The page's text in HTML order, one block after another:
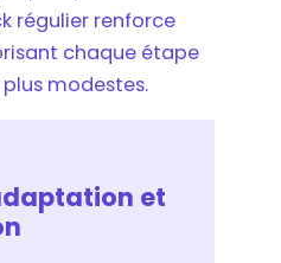
régulier renforce
chaque étape
modestes.
et